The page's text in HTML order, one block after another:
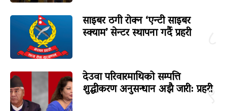
साइबर ठगी रोक्न ‘एन्टी साइबर
स्क्याम’ सेन्टर स्थापना गर्दै प्रहरी
९
देउवा परिवारमाथिको सम्पत्ति
शुद्धीकरण अनुसन्धान अझै जारी: प्रहरी